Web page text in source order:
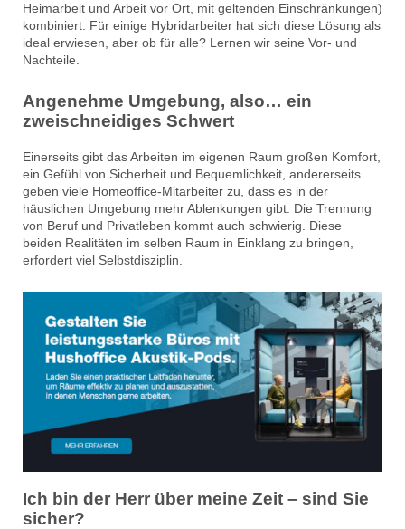
Heimarbeit und Arbeit vor Ort, mit geltenden Einschränkungen)
kombiniert. Für einige Hybridarbeiter hat sich diese Lösung als
ideal erwiesen, aber ob für alle? Lernen wir seine Vor- und
Nachteile.
Angenehme Umgebung, also… ein
zweischneidiges Schwert
Einerseits gibt das Arbeiten im eigenen Raum großen Komfort,
ein Gefühl von Sicherheit und Bequemlichkeit, andererseits
geben viele Homeoffice-Mitarbeiter zu, dass es in der
häuslichen Umgebung mehr Ablenkungen gibt. Die Trennung
von Beruf und Privatleben kommt auch schwierig. Diese
beiden Realitäten im selben Raum in Einklang zu bringen,
erfordert viel Selbstdisziplin.
Ich bin der Herr über meine Zeit – sind Sie
sicher?